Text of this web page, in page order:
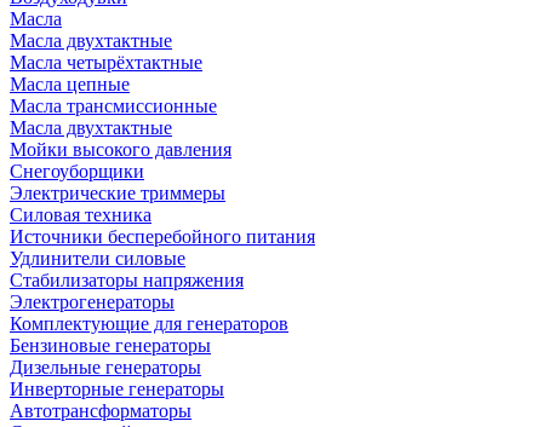
Масла
Масла двухтактные
Масла четырёхтактные
Масла цепные
Масла трансмиссионные
Масла двухтактные
Мойки высокого давления
Снегоуборщики
Электрические триммеры
Силовая техника
Источники бесперебойного питания
Удлинители силовые
Стабилизаторы напряжения
Электрогенераторы
Комплектующие для генераторов
Бензиновые генераторы
Дизельные генераторы
Инверторные генераторы
Автотрансформаторы